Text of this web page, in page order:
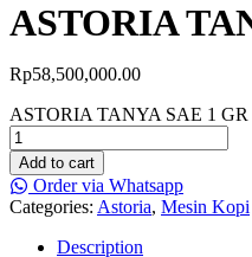
ASTORIA
Rp58,500,000.00
ASTORIA TANYA SAE 1 GR
Add to cart
Order via Whatsapp
Categories: Astoria, Mesin Kopi
Description